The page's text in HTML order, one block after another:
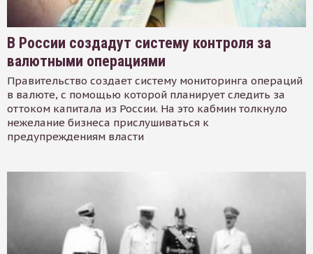
В России создадут систему контроля за
валютными операциями
Правительство создает систему мониторинга операций
в валюте, с помощью которой планирует следить за
оттоком капитала из России. На это кабмин толкнуло
нежелание бизнеса прислушиваться к
предупреждениям власти